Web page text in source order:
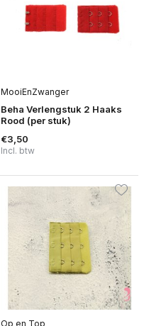
MooiEnZwanger
Beha Verlengstuk 2 Haaks
Rood (per stuk)
€3,50
Incl. btw
Op en Top